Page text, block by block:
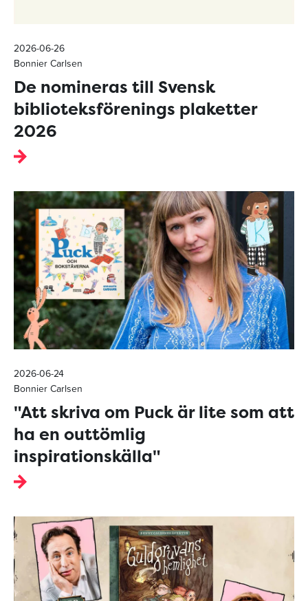
2026-06-26
Bonnier Carlsen
De nomineras till Svensk
biblioteksförenings plaketter
2026
2026-06-24
Bonnier Carlsen
"Att skriva om Puck är lite som att
ha en outtömlig
inspirationskälla"